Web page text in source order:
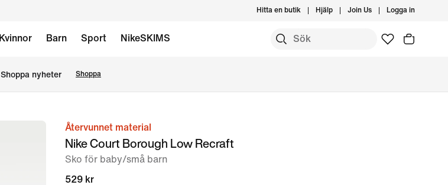
Hitta en butik Hjälp Join Us Logga in
Kvinnor Barn Sport NikeSKIMS
Shoppa nyheter Shoppa
Återvunnet material
Nike Court Borough Low Recraft
Sko för baby/små barn
529 kr